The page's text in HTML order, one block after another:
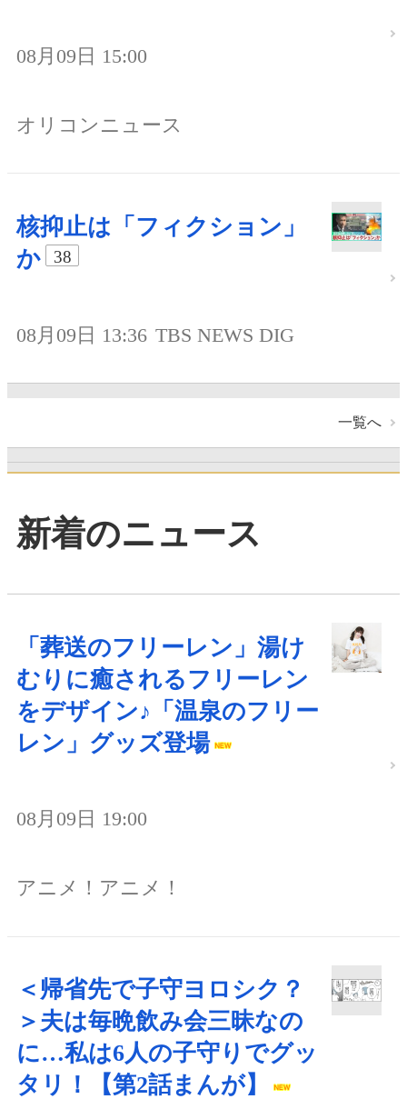
08月09日 15:00
オリコンニュース
核抑止は「フィクション」
か
38
08月09日 13:36 TBS NEWS DIG
一覧へ
新着のニュース
「葬送のフリーレン」湯け
むりに癒されるフリーレン
をデザイン♪「温泉のフリー
レン」グッズ登場
08月09日 19:00
アニメ！アニメ！
＜帰省先で子守ヨロシク？
＞夫は毎晩飲み会三昧なの
に…私は6人の子守りでグッ
タリ！【第2話まんが】